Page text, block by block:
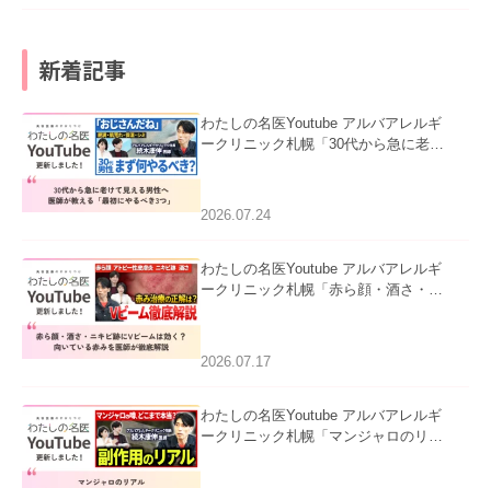
新着記事
わたしの名医Youtube アルバアレルギ
ークリニック札幌「30代から急に老け
た。
2026.07.24
わたしの名医Youtube アルバアレルギ
ークリニック札幌「赤ら顔・酒さ・ニ
ました。
2026.07.17
わたしの名医Youtube アルバアレルギ
ークリニック札幌「マンジャロのリア